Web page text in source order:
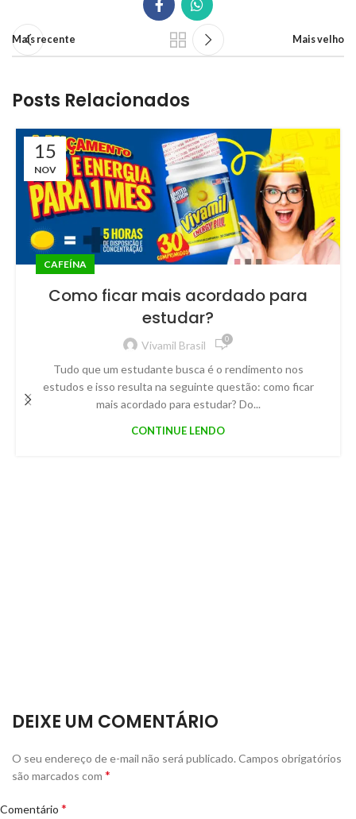
Mais recente Mais velho
Posts Relacionados
15
NOV
CAFEÍNA
Como ficar mais acordado para
estudar?
Vivamil Brasil 0
Tudo que um estudante busca é o rendimento nos
estudos e isso resulta na seguinte questão: como ficar
mais acordado para estudar? Do...
CONTINUE LENDO
DEIXE UM COMENTÁRIO
O seu endereço de e-mail não será publicado. Campos obrigatórios
são marcados com *
Comentário *